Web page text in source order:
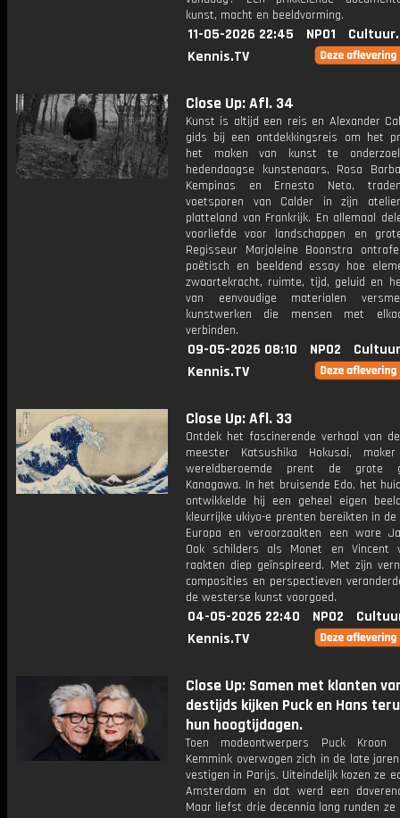
kunst, macht en beeldvorming.
11-05-2026 22:45 NPO1
Kennis.TV
Close Up: Afl. 34
Kunst is altijd een reis en Alexander
gids bij een ontdekkingsreis om het
het maken van kunst te
hedendaagse kunstenaars, Rosa
Kempinas en Ernesto Neto,
voetsporen van Calder in zijn
platteland van Frankrijk. En allemaal
voorliefde voor landschappen en
Regisseur Marjoleine Boonstra
poëtisch en beeldend essay hoe
zwaartekracht, ruimte, tijd, geluid en
van eenvoudige materialen
kunstwerken die mensen met
verbinden.
09-05-2026 08:10 NPO2
Kennis.TV
Close Up: Afl. 33
Ontdek het fascinerende verhaal van
meester Katsushika Hokusai,
wereldberoemde prent de grote
Kanagawa. In het bruisende Edo, het
ontwikkelde hij een geheel eigen
kleurrijke ukiyo-e prenten bereikten in de
Europa en veroorzaakten een ware
Ook schilders als Monet en Vincent
raakten diep geïnspireerd. Met zijn
composities en perspectieven
de westerse kunst voorgoed.
04-05-2026 22:40 NPO2
Kennis.TV
Close Up: Samen met klanten
destijds kijken Puck en Hans
hun hoogtijdagen.
Toen modeontwerpers Puck Kroon
Kemmink overwogen zich in de late
vestigen in Parijs. Uiteindelijk kozen ze
Amsterdam en dat werd een
Maar liefst drie decennia lang runden ze